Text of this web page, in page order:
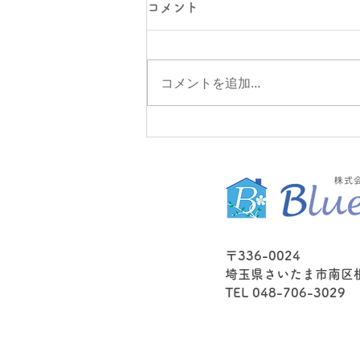
コメント
コメントを追加…
〒336-0024
埼玉県さいたま市南
TEL 048-706-3029